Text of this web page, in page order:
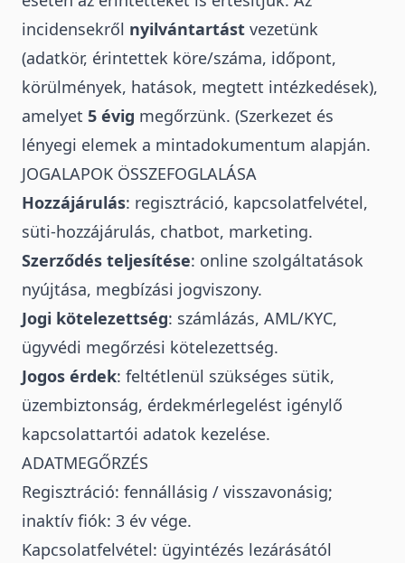
incidensekről nyilvántartást vezetünk
(adatkör, érintettek köre/száma, időpont,
körülmények, hatások, megtett intézkedések),
amelyet 5 évig megőrzünk. (Szerkezet és
lényegi elemek a mintadokumentum alapján.
JOGALAPOK ÖSSZEFOGLALÁSA
Hozzájárulás: regisztráció, kapcsolatfelvétel,
süti-hozzájárulás, chatbot, marketing.
Szerződés teljesítése: online szolgáltatások
nyújtása, megbízási jogviszony.
Jogi kötelezettség: számlázás, AML/KYC,
ügyvédi megőrzési kötelezettség.
Jogos érdek: feltétlenül szükséges sütik,
üzembiztonság, érdekmérlegelést igénylő
kapcsolattartói adatok kezelése.
ADATMEGŐRZÉS
Regisztráció: fennállásig / visszavonásig;
inaktív fiók: 3 év vége.
Kapcsolatfelvétel: ügyintézés lezárásától